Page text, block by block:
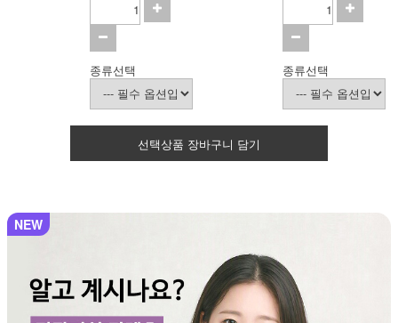
종류선택 종류선택
선택상품 장바구니 담기
NEW